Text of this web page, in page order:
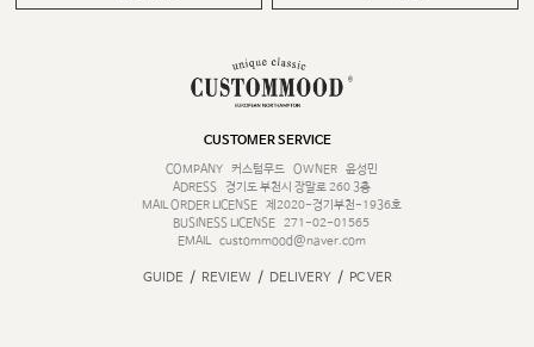
CUSTOMER SERVICE
COMPANY
커스텀무드 OWNER
윤성민
ADRESS
경기도 부천시 장말로 260 3층
MAIL ORDER LICENSE
제2020-경기부천-1936호
BUSINESS LICENSE 271-02-01565
EMAIL
custommood@naver.com
GUIDE / REVIEW / DELIVERY / PC VER